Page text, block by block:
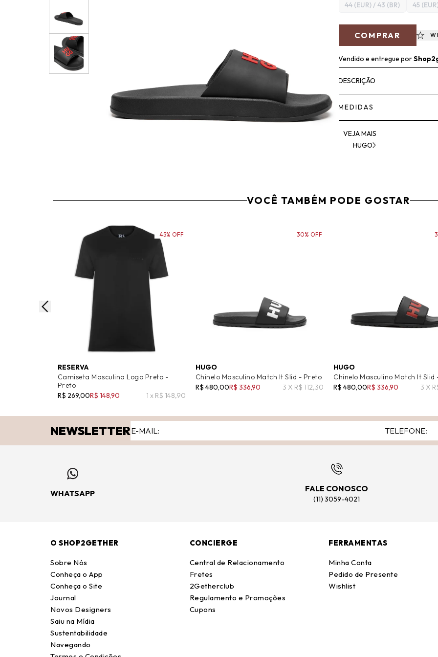
44 (EUR) / 43 (BR)
45
COMPRAR
Vendido e entregue por
DESCRIÇÃO
MEDIDAS
VEJA MAIS
HUGO
VOCÊ TAMBÉM PODE GOSTAR
RESERVA
Camiseta Masculina Logo Preto -
Preto
R$ 269,00R$ 148,90 1 x R$ 148,90
45% OFF
HUGO
Chinelo Masculino Match It Slid - Preto
R$ 480,00R$ 336,90 3 X R$ 112,30
30% OFF
HUGO
Chinelo Masculino Match It Slid
R$ 480,00R$ 336,90 3 X
NEWSLETTER
WHATSAPP
FALE CONOSCO
(11) 3059-4021
O SHOP2GETHER
Sobre Nós
Conheça o App
Conheça o Site
Journal
Novos Designers
Saiu na Mídia
Sustentabilidade
Navegando
CONCIERGE
Central de Relacionamento
Fretes
2Getherclub
Regulamento e Promoções
Cupons
FERRAMENTAS
Minha Conta
Pedido de Presente
Wishlist